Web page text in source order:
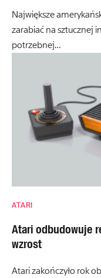
Największe
zarabiać na sztucznej
potrzebnej…
ATARI
Atari odbudowuje
wzrost
Atari zakończyło rok